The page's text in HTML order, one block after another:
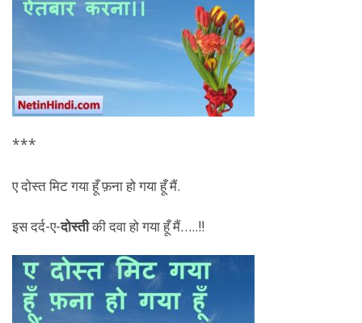
***
ए दोस्त मिट गया हूँ फ़ना हो गया हूँ मैं.
इस दर्द-ए-दोस्तीकी दवा हो गया हूँ मैं…..!!